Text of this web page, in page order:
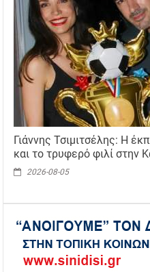
Γιάννης Τσιμιτσέλης: Η
και το τρυφερό φιλί στην
2026-08-05